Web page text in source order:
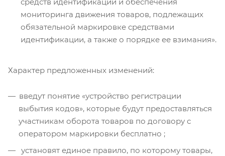
мониторинга движения товаров, подлежащих
обязательной маркировке средствами
идентификации, а также о порядке ее взимания».
Характер предложенных изменений:
введут понятие «устройство регистрации
выбытия кодов», которые будут предоставляться
участникам оборота товаров по договору с
оператором маркировки бесплатно ;
установят единое правило, по которому товары,